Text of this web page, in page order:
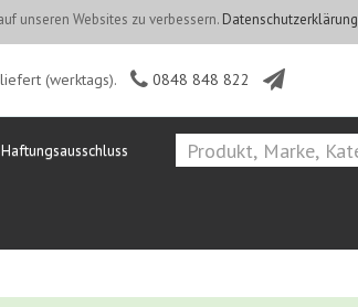
unseren Websites zu verbessern. Datenschutzerklärung
(werktags).
0848 848 822
Haftungsausschluss